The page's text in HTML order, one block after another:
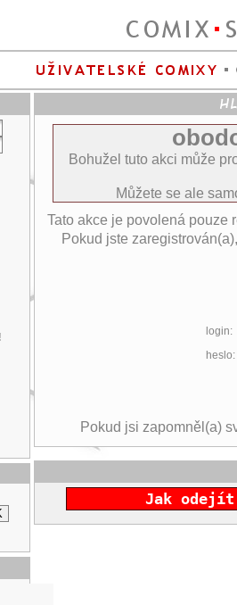
Bohužel tuto akci může
Můžete se ale
Tato akce je povolená pouze
Pokud jste
login:
heslo:
Pokud jsi zapomněl(a)
Jak odejít